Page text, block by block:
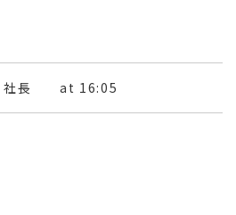
長 at 16:05